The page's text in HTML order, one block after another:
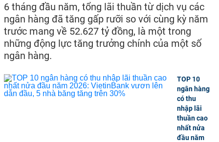
6 tháng đầu năm, tổng lãi thuần từ dịch vụ các
ngân hàng đã tăng gấp rưỡi so với cùng kỳ năm
trước mang về 52.627 tỷ đồng, là một trong
những động lực tăng trưởng chính của một số
ngân hàng.
TOP 10
ngân hàng
có thu
nhập lãi
thuần cao
nhất nửa
đầu năm